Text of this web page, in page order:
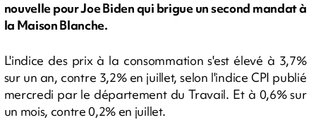
nouvelle pour Joe Biden qui brigue un second mandat à
la Maison Blanche.
L'indice des prix à la consommation s'est élevé à 3,7%
sur un an, contre 3,2% en juillet, selon l'indice CPI publié
mercredi par le département du Travail. Et à 0,6% sur
un mois, contre 0,2% en juillet.